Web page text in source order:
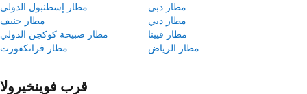
مطار إسطنبول الدولي
مطار دبي
مطار جنيف
مطار دبي
مطار صبيحة كوكجن الدولي
مطار فيينا
مطار فرانكفورت
مطار الرياض
قرب فوينخيرولا